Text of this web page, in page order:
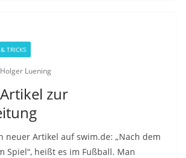
TRICKS
Holger Luening
zur
neuer Artikel auf swim.de: „Nach dem
Spiel“, heißt es im Fußball. Man